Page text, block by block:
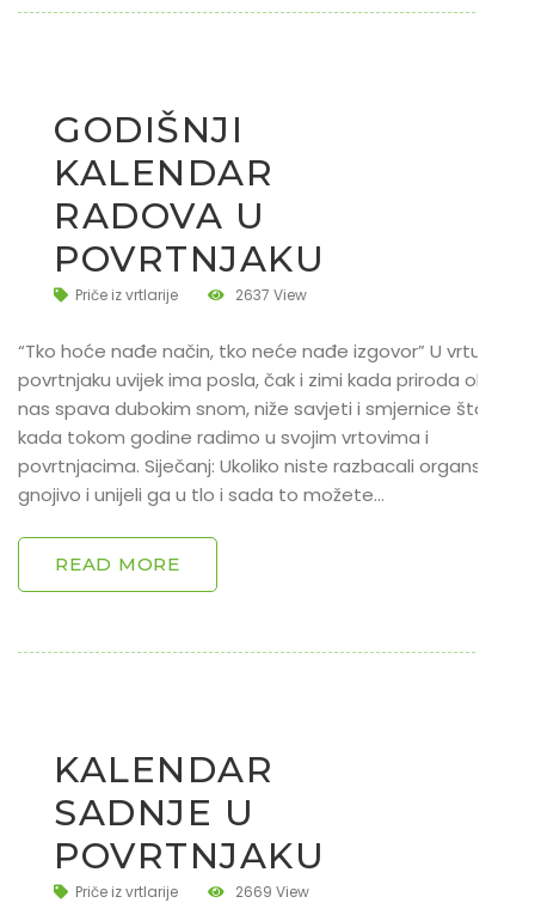
GODIŠNJI
KALENDAR
RADOVA U
POVRTNJAKU
Priče iz vrtlarije 2637 View
“Tko hoće nađe način, tko neće nađe izgovor” U vrtu i
povrtnjaku uvijek ima posla, čak i zimi kada priroda oko
nas spava dubokim snom, niže savjeti i smjernice što i
kada tokom godine radimo u svojim vrtovima i
povrtnjacima. Siječanj: Ukoliko niste razbacali organsko
gnojivo i unijeli ga u tlo i sada to možete…
READ MORE
KALENDAR
SADNJE U
POVRTNJAKU
Priče iz vrtlarije 2669 View